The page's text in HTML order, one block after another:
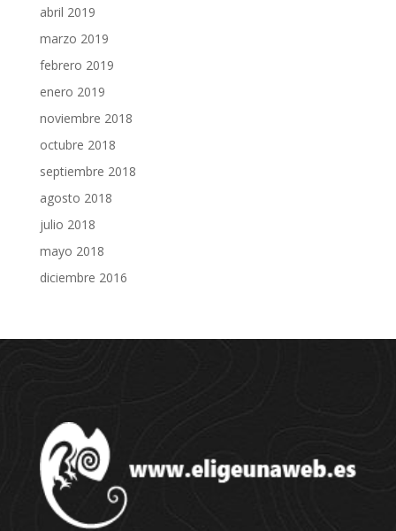
abril 2019
marzo 2019
febrero 2019
enero 2019
noviembre 2018
octubre 2018
septiembre 2018
agosto 2018
julio 2018
mayo 2018
diciembre 2016